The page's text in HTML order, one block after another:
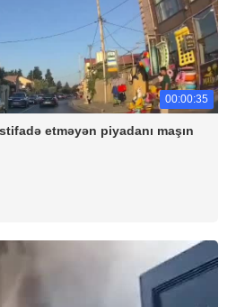
00:00:35
etməyən piyadanı maşın